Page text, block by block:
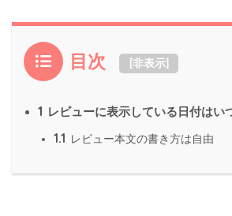
目次 [非表示]
1 レビューに表示している日付はい
1.1 レビュー本文の書き方は自由